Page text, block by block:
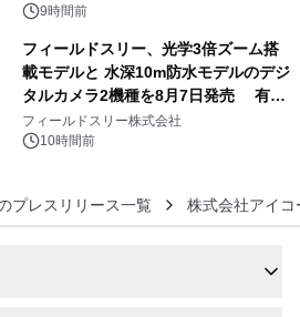
9時間前
フィールドスリー、光学3倍ズーム搭
載モデルと 水深10m防水モデルのデジ
タルカメラ2機種を8月7日発売 有効
約1300万画素、用途別に選べるコンデ
ジ新登場
フィールドスリー株式会社
10時間前
プレスリリース一覧 株式会社アイコ